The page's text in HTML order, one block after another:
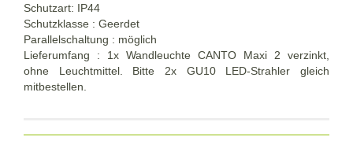
Schutzart: IP44
Schutzklasse : Geerdet
Parallelschaltung : möglich
Lieferumfang : 1x Wandleuchte CANTO Maxi 2 verzinkt,
ohne Leuchtmittel. Bitte 2x GU10 LED-Strahler gleich
mitbestellen.